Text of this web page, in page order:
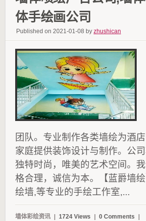
体手绘画公司
Published on 2021-01-08 by zhushican
团队。专业制作各类墙绘为酒
家庭提供装饰设计与制作。公
独特时尚，唯美的艺术空间。
格合理，诚信为本。【蓝爵墙
绘墙,等专业的手绘工作室,...
墙体彩绘资讯 1724 Views 0 Comments